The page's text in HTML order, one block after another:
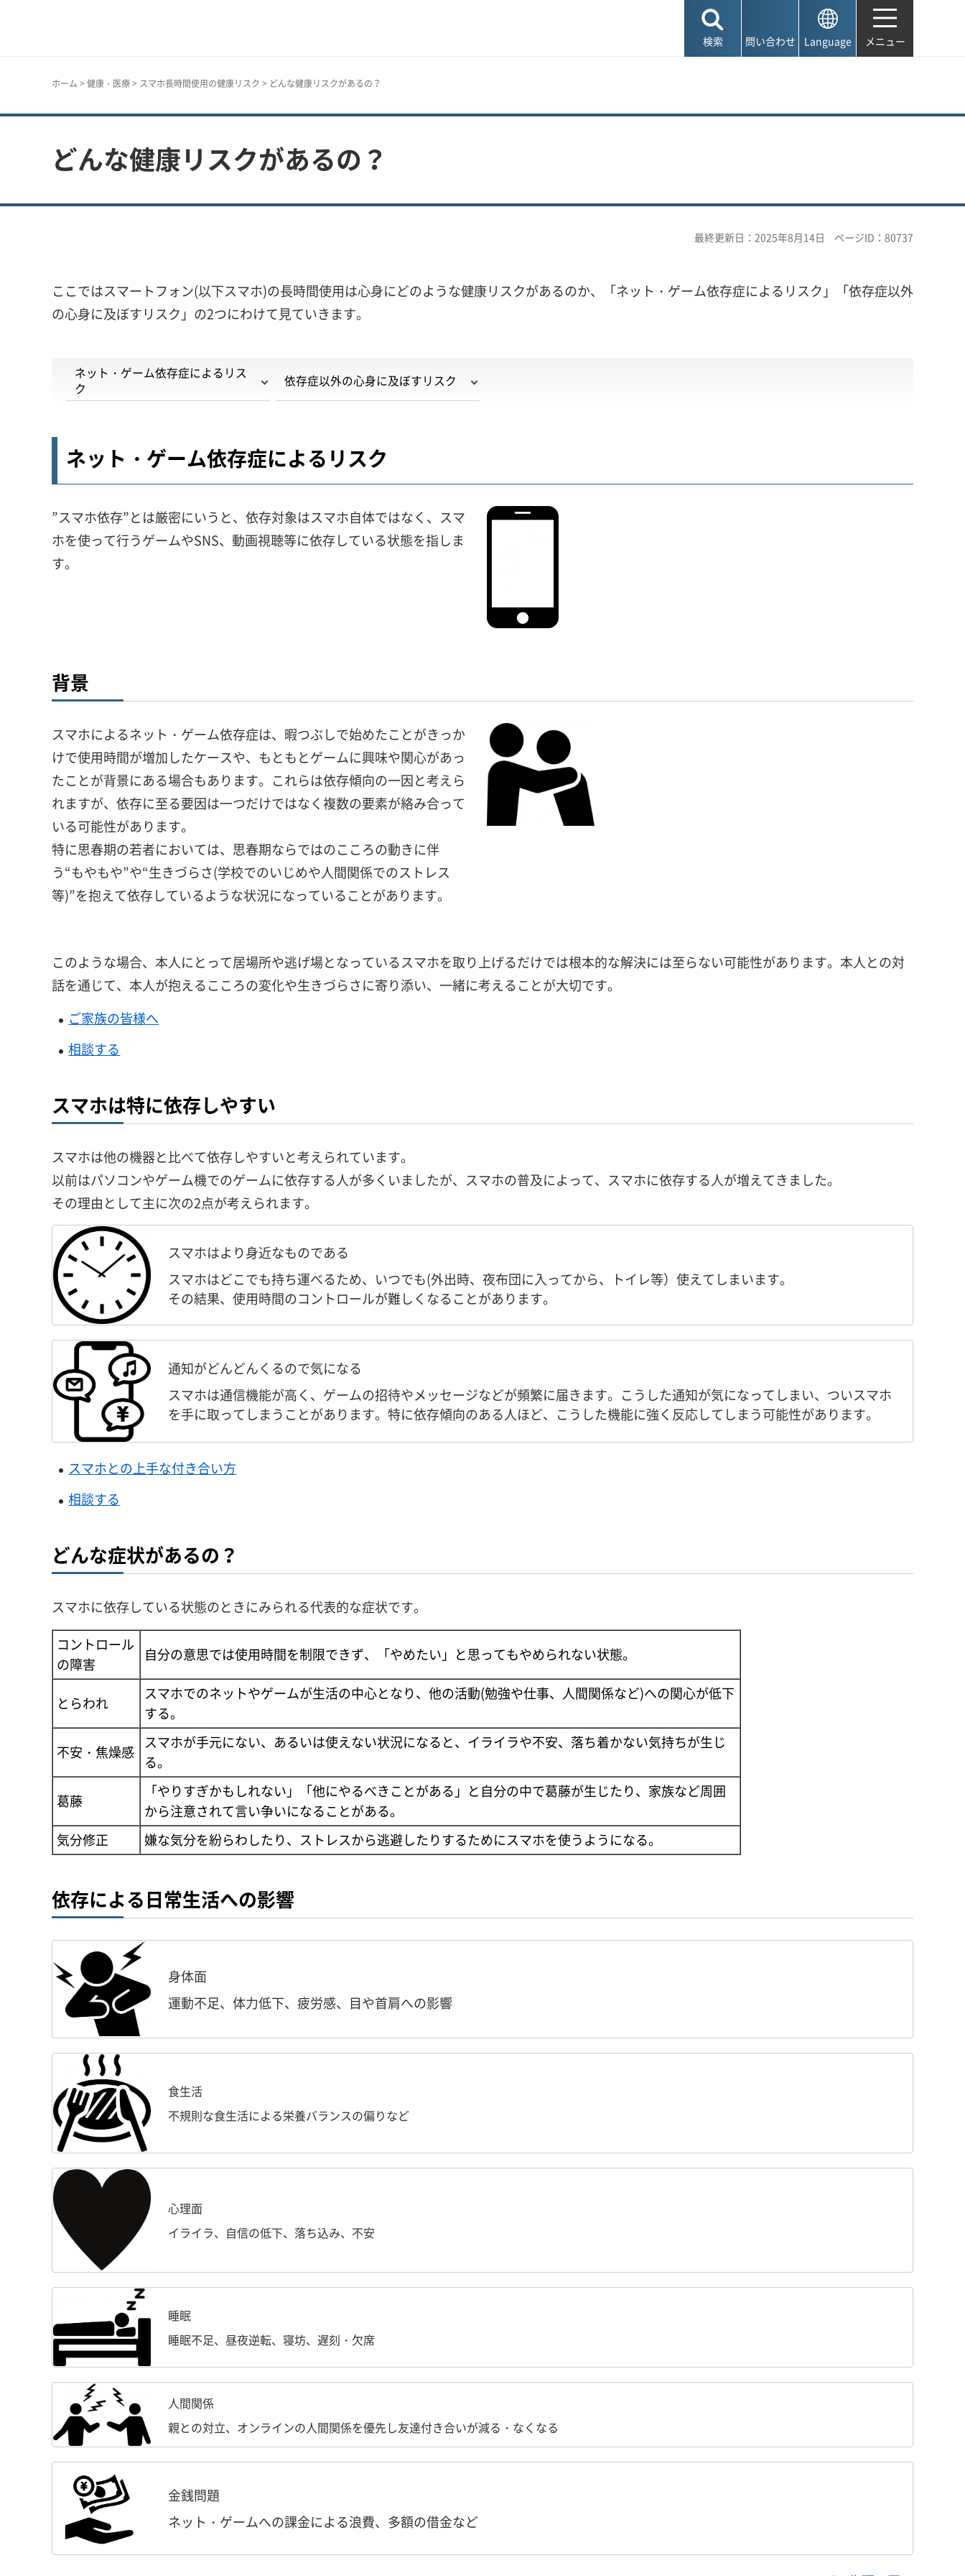
検索 問い合わせ Language メニュー
ホーム > 健康・医療> スマホ長時間使用の健康リスク > どんな健康リスクがあるの？
どんな健康リスクがあるの？
最終更新日：2025年8月14日 ページID：80737
ここではスマートフォン(以下スマホ)の長時間使用は心身にどのような健康リスクがあるのか、「ネット・ゲーム依存症によるリスク」「依存症以外
の心身に及ぼすリスク」の2つにわけて見ていきます。
ネット・ゲーム依存症によるリス
ク
依存症以外の心身に及ぼすリスク
ネット・ゲーム依存症によるリスク
”スマホ依存”とは厳密にいうと、依存対象はスマホ自体ではなく、スマ
ホを使って行うゲームやSNS、動画視聴等に依存している状態を指しま
す。
背景
スマホによるネット・ゲーム依存症は、暇つぶしで始めたことがきっか
けで使用時間が増加したケースや、もともとゲームに興味や関心があっ
たことが背景にある場合もあります。これらは依存傾向の一因と考えら
れますが、依存に至る要因は一つだけではなく複数の要素が絡み合って
いる可能性があります。
特に思春期の若者においては、思春期ならではのこころの動きに伴
う“もやもや”や“生きづらさ(学校でのいじめや人間関係でのストレス
等)”を抱えて依存しているような状況になっていることがあります。
このような場合、本人にとって居場所や逃げ場となっているスマホを取り上げるだけでは根本的な解決には至らない可能性があります。本人との対
話を通じて、本人が抱えるこころの変化や生きづらさに寄り添い、一緒に考えることが大切です。
ご家族の皆様へ
相談する
スマホは特に依存しやすい
スマホは他の機器と比べて依存しやすいと考えられています。
以前はパソコンやゲーム機でのゲームに依存する人が多くいましたが、スマホの普及によって、スマホに依存する人が増えてきました。
その理由として主に次の2点が考えられます。
スマホはより身近なものである
スマホはどこでも持ち運べるため、いつでも(外出時、夜布団に入ってから、トイレ等）使えてしまいます。
その結果、使用時間のコントロールが難しくなることがあります。
通知がどんどんくるので気になる
スマホは通信機能が高く、ゲームの招待やメッセージなどが頻繁に届きます。こうした通知が気になってしまい、ついスマホ
を手に取ってしまうことがあります。特に依存傾向のある人ほど、こうした機能に強く反応してしまう可能性があります。
スマホとの上手な付き合い方
相談する
どんな症状があるの？
スマホに依存している状態のときにみられる代表的な症状です。
コントロール
の障害
自分の意思では使用時間を制限できず、「やめたい」と思ってもやめられない状態。
とらわれ
スマホでのネットやゲームが生活の中心となり、他の活動(勉強や仕事、人間関係など)への関心が低下
する。
不安・焦燥感
スマホが手元にない、あるいは使えない状況になると、イライラや不安、落ち着かない気持ちが生じ
る。
葛藤
「やりすぎかもしれない」「他にやるべきことがある」と自分の中で葛藤が生じたり、家族など周囲
から注意されて言い争いになることがある。
気分修正
嫌な気分を紛らわしたり、ストレスから逃避したりするためにスマホを使うようになる。
依存による日常生活への影響​​​​​​
身体面​​​​​​
運動不足、体力低下、疲労感、目や首肩への影響
食生活
不規則な食生活による栄養バランスの偏りなど
心理面
イライラ、自信の低下、落ち込み、不安
睡眠
睡眠不足、昼夜逆転、寝坊、遅刻・欠席
人間関係
親との対立、オンラインの人間関係を優先し友達付き合いが減る・なくなる
金銭問題
ネット・ゲームへの課金による浪費、多額の借金など